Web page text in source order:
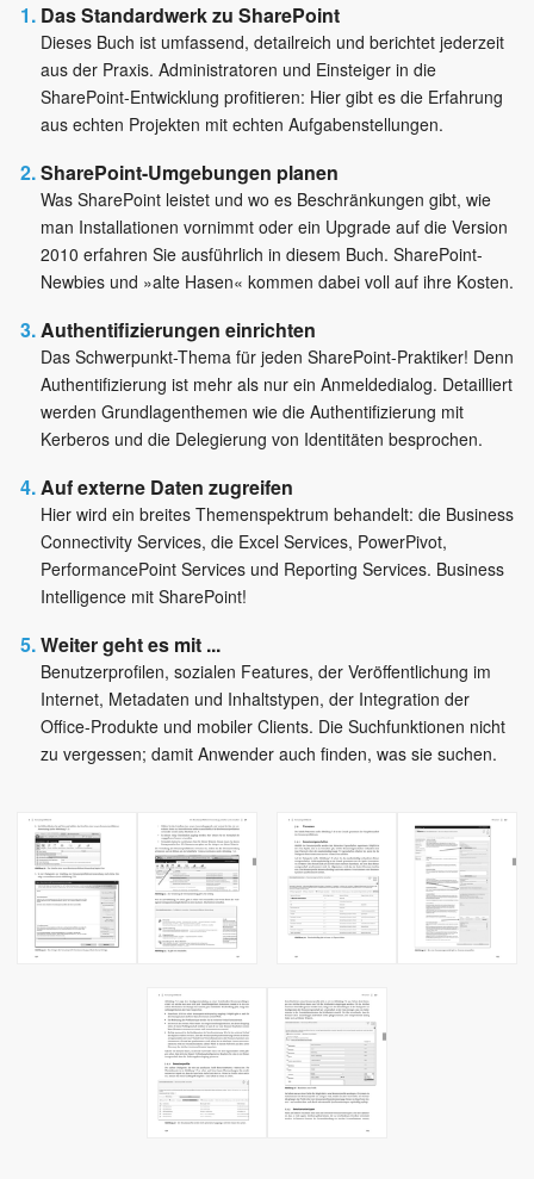
Das Standardwerk zu SharePoint
Dieses Buch ist umfassend, detailreich und berichtet jederzeit
aus der Praxis. Administratoren und Einsteiger in die
SharePoint-Entwicklung profitieren: Hier gibt es die Erfahrung
aus echten Projekten mit echten Aufgabenstellungen.
SharePoint-Umgebungen planen
Was SharePoint leistet und wo es Beschränkungen gibt, wie
man Installationen vornimmt oder ein Upgrade auf die Version
2010 erfahren Sie ausführlich in diesem Buch. SharePoint-
Newbies und »alte Hasen« kommen dabei voll auf ihre Kosten.
Authentifizierungen einrichten
Das Schwerpunkt-Thema für jeden SharePoint-Praktiker! Denn
Authentifizierung ist mehr als nur ein Anmeldedialog. Detailliert
werden Grundlagenthemen wie die Authentifizierung mit
Kerberos und die Delegierung von Identitäten besprochen.
Auf externe Daten zugreifen
Hier wird ein breites Themenspektrum behandelt: die Business
Connectivity Services, die Excel Services, PowerPivot,
PerformancePoint Services und Reporting Services. Business
Intelligence mit SharePoint!
Weiter geht es mit ...
Benutzerprofilen, sozialen Features, der Veröffentlichung im
Internet, Metadaten und Inhaltstypen, der Integration der
Office-Produkte und mobiler Clients. Die Suchfunktionen nicht
zu vergessen; damit Anwender auch finden, was sie suchen.